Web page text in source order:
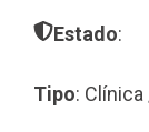
Estado:
Tipo: Clínica